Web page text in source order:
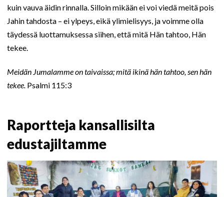
kuin vauva äidin rinnalla. Silloin mikään ei voi viedä meitä pois
Jahin tahdosta – ei ylpeys, eikä ylimielisyys, ja voimme olla
täydessä luottamuksessa siihen, että mitä Hän tahtoo, Hän
tekee.
Meidän Jumalamme on taivaissa; mitä ikinä hän tahtoo, sen hän
tekee. Psalmi 115:3
Raportteja kansallisilta
edustajiltamme